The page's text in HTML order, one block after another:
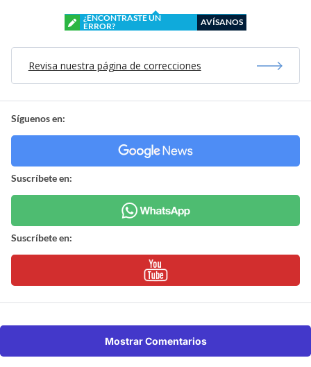
¿ENCONTRASTE UN
ERROR?
AVÍSANOS
Revisa nuestra página de correcciones
Síguenos en:
Suscríbete en:
Suscríbete en:
Mostrar Comentarios